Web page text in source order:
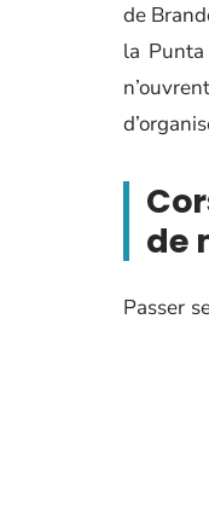
de
la
de
Passer